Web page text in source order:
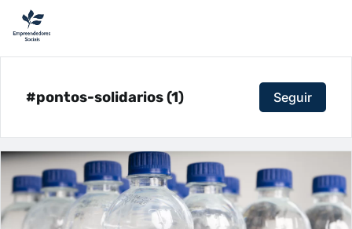
#pontos-solidarios (1) Seguir